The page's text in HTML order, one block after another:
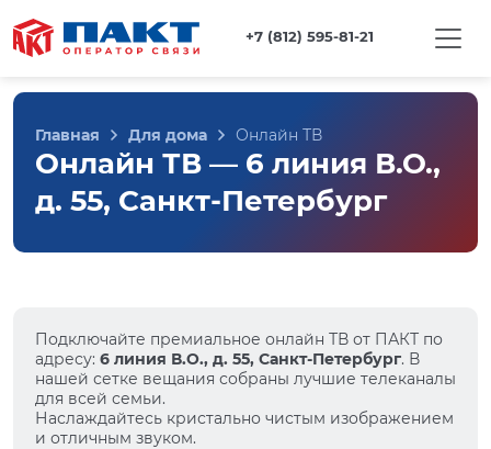
+7 (812) 595-81-21
Главная Для дома Онлайн ТВ
Онлайн ТВ — 6 линия В.О.,
д. 55, Санкт-Петербург
Подключайте премиальное онлайн ТВ от ПАКТ по
адресу: 6 линия В.О., д. 55, Санкт-Петербург. В
нашей сетке вещания собраны лучшие телеканалы
для всей семьи.
Наслаждайтесь кристально чистым изображением
и отличным звуком.